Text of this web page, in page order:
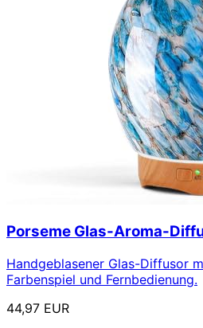
Porseme Glas-Aroma-
Handgeblasener Glas-Diffusor
Farbenspiel und Fernbedienung.
44,97 EUR